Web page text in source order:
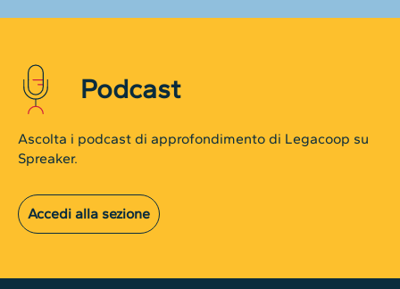
Podcast
Ascolta i podcast di approfondimento di Legacoop su
Spreaker.
Accedi alla sezione